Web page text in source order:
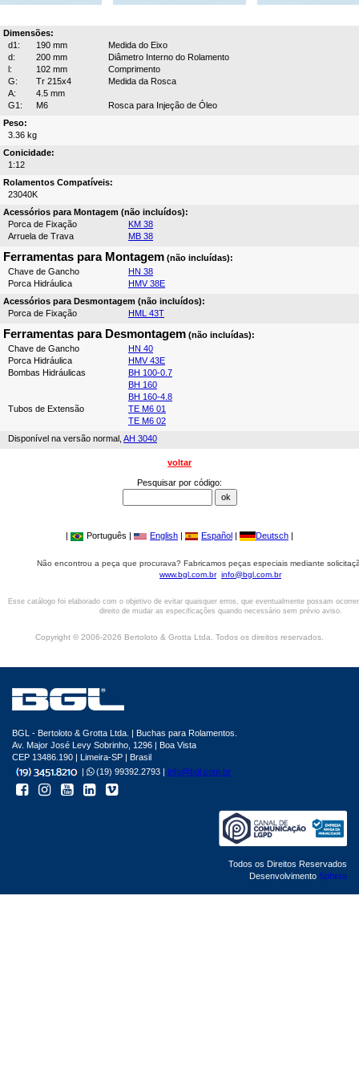
Dimensões:
d1:
190 mm
Medida do Eixo
d:
200 mm
Diâmetro Interno do Rolamento
l:
102 mm
Comprimento
G:
Tr 215x4
Medida da Rosca
A:
4.5 mm
G1:
M6
Rosca para Injeção de Óleo
Peso:
3.36 kg
Conicidade:
1:12
Rolamentos Compatíveis:
23040K
Acessórios para Montagem (não incluídos):
Porca de Fixação
KM 38
Arruela de Trava
MB 38
Ferramentas para Montagem (não incluídas):
Chave de Gancho
HN 38
Porca Hidráulica
HMV 38E
Acessórios para Desmontagem (não incluídos):
Porca de Fixação
HML 43T
Ferramentas para Desmontagem (não incluídas):
Chave de Gancho
HN 40
Porca Hidráulica
HMV 43E
Bombas Hidráulicas
BH 100-0.7
BH 160
BH 160-4.8
Tubos de Extensão
TE M6 01
TE M6 02
Disponível na versão normal, AH 3040
voltar
Pesquisar por código:
| Português | English | Español | Deutsch |
Não encontrou a peça que procurava? Fabricamos peças especiais mediante
www.bgl.com.br info@bgl.com.br
Esse catálogo foi elaborado com o objetivo de evitar quaisquer erros, que eventualmente possam
direito de mudar as especificações quando necessário sem prévio aviso.
Copyright © 2006-2026 Bertoloto & Grotta Ltda. Todos os direitos reservados.
BGL - Bertoloto & Grotta Ltda. | Buchas para Rolamentos.
Av. Major José Levy Sobrinho, 1296 | Boa Vista
CEP 13486.190 | Limeira-SP | Brasil
|
(19) 99392.2793 | info@bgl.com.br
Todos os Direitos Reservados
Desenvolvimento Sphera